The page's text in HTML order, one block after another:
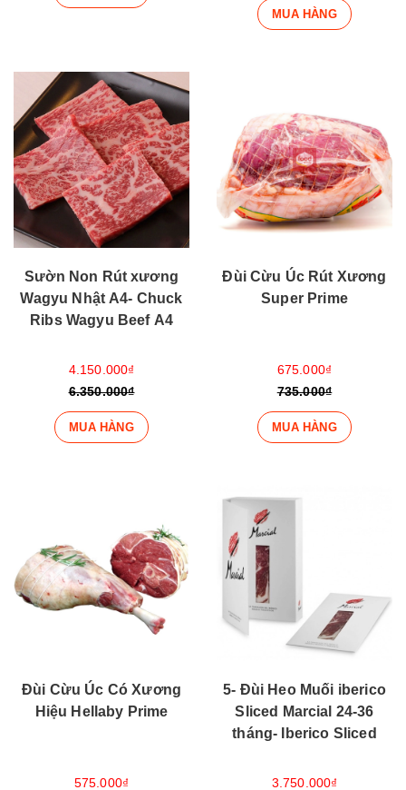
MUA HÀNG
Sườn Non Rút xương
Wagyu Nhật A4- Chuck
Ribs Wagyu Beef A4
4.150.000₫
6.350.000₫
MUA HÀNG
Đùi Cừu Úc Rút Xương
Super Prime
675.000₫
735.000₫
MUA HÀNG
Đùi Cừu Úc Có Xương
Hiệu Hellaby Prime
575.000₫
5- Đùi Heo Muối iberico
Sliced Marcial 24-36
tháng- Iberico Sliced
3.750.000₫